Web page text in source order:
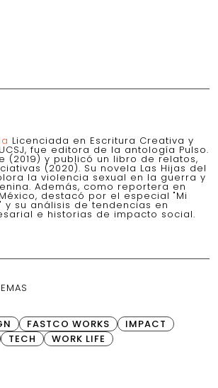
Licenciada en Escritura Creativa y
fue editora de la antología Pulso.
(2019) y publicó un libro de relatos,
(2020). Su novela Las Hijas del
la violencia sexual en la guerra y
Además, como reportera en
destacó por el especial "Mi
y su análisis de tendencias en
e historias de impacto social.
FASTCO WORKS
IMPACT
TECH WORK LIFE